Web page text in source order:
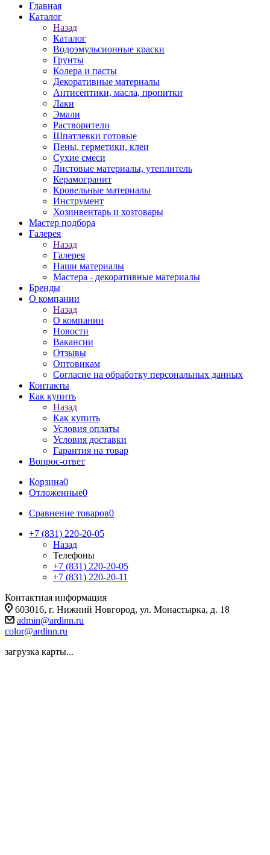
Главная
Каталог
Назад
Каталог
Водоэмульсионные краски
Грунты
Колера и пасты
Декоративные материалы
Антисептики, масла, пропитки
Лаки
Эмали
Растворители
Шпатлевки готовые
Пены, герметики, клеи
Сухие смеси
Листовые материалы, утеплитель
Керамогранит
Кровельные материалы
Инструмент
Хозинвентарь и хозтовары
Мастер подбора
Галерея
Назад
Галерея
Наши материалы
Мастера - декоративные материалы
Бренды
О компании
Назад
О компании
Новости
Вакансии
Отзывы
Оптовикам
Cогласие на обработку персональных данных
Контакты
Как купить
Назад
Как купить
Условия оплаты
Условия доставки
Гарантия на товар
Вопрос-ответ
Корзина0
Отложенные0
Сравнение товаров0
+7 (831) 220-20-05
Назад
Телефоны
+7 (831) 220-20-05
+7 (831) 220-20-11
Контактная информация
603016, г. Нижний Новгород, ул. Монастырка, д. 18
admin@ardinn.ru
color@ardinn.ru
загрузка карты...